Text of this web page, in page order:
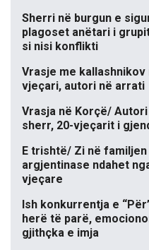
Sherri në burgun e
plagoset anëtari i
si nisi konflikti
Vrasje me
vjeçari, autori në arrati
Vrasja në Korçë/
sherr, 20-vjeçarit i
E trishtë/ Zi në
argjentinase ndahet
vjeçare
Ish konkurrentja e
herë të parë,
gjithçka e imja